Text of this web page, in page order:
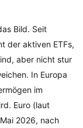
Bild. Seit
der aktiven ETFs,
aber nicht stur
In Europa
im
Euro (laut
2026, nach